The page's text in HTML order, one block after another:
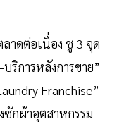
ลาดต่อเนื่อง ชู 3 จุด
ริการหลังการขาย”
Franchise”
กผ้าอุตสาหกรรม